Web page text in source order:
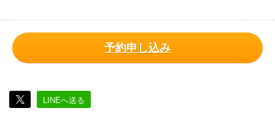
予約申し込み
LINEへ送る